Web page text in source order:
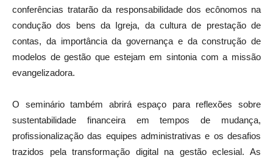
conferências tratarão da responsabilidade dos ecônomos na
condução dos bens da Igreja, da cultura de prestação de
contas, da importância da governança e da construção de
modelos de gestão que estejam em sintonia com a missão
evangelizadora.
O seminário também abrirá espaço para reflexões sobre
sustentabilidade financeira em tempos de mudança,
profissionalização das equipes administrativas e os desafios
trazidos pela transformação digital na gestão eclesial. As